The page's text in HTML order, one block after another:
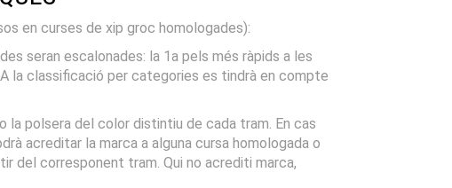
en curses de xip groc homologades):
seran escalonades: la 1a pels més ràpids a les
la classificació per categories es tindrà en compte
la polsera del color distintiu de cada tram. En cas
acreditar la marca a alguna cursa homologada o
del corresponent tram. Qui no acrediti marca,